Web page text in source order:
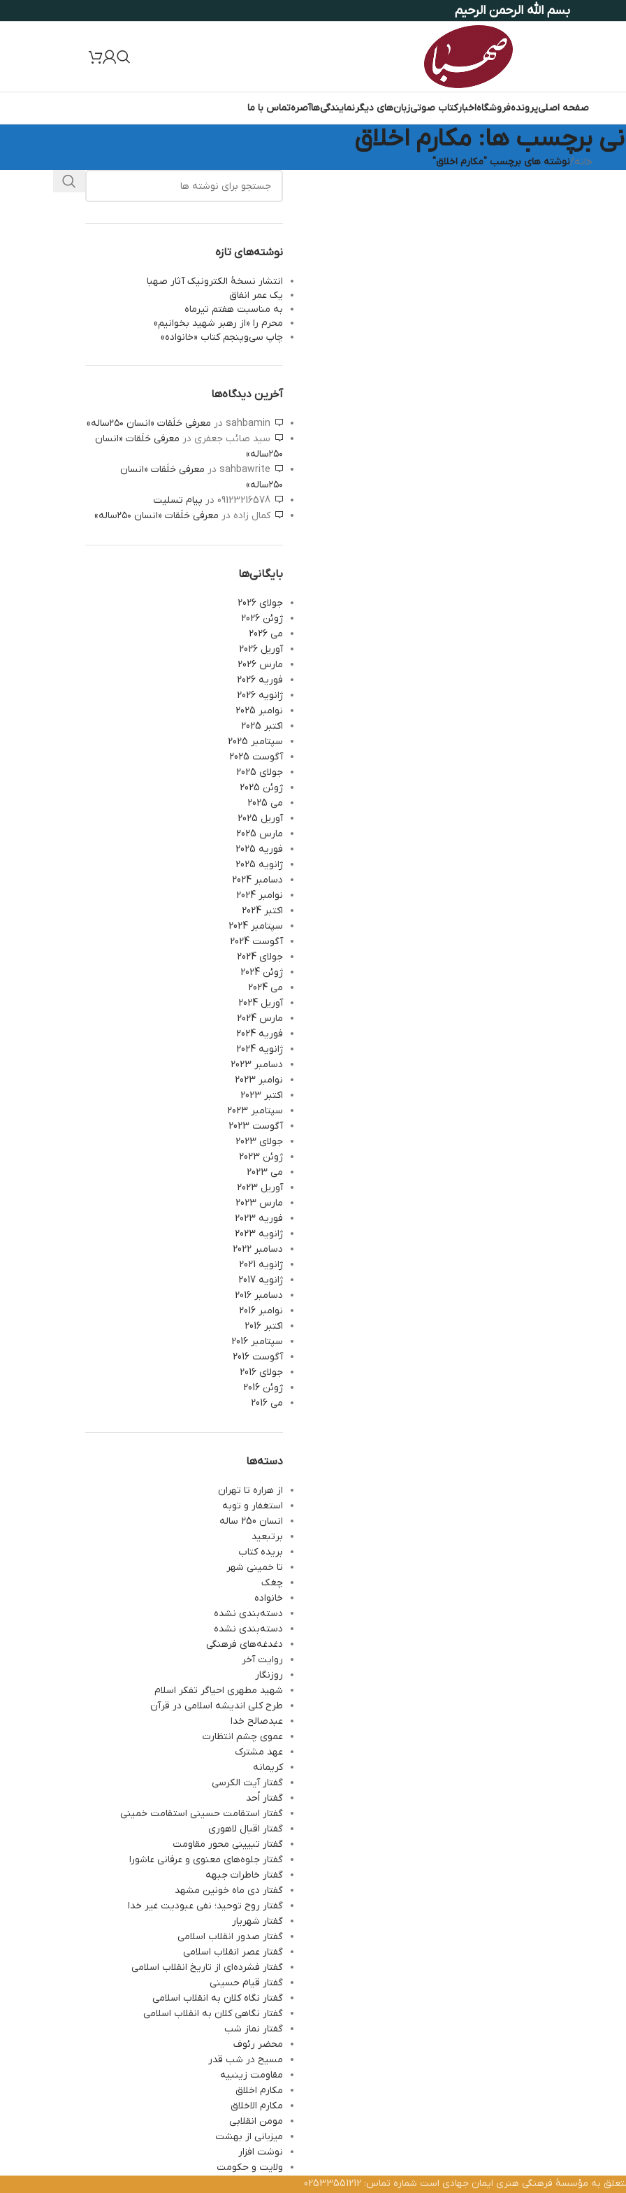
بسم الله الرحمن الرحیم
صفحه اصلیپروندهفروشگاهاخبارکتاب صوتیزبان‌های دیگرنمایندگی‌هاآصرهتماس با ما
برچسب ها: مکارم اخلاق
خانه/نوشته های برچسب "مکارم اخلاق"
نوشته‌های تازه
انتشار نسخۀ الکترونیک آثار صهبا
یک عمر انفاق
به مناسبت هفتم تیرماه
محرم را «از رهبر شهید بخوانیم»
چاپ سی‌‌وپنجم کتاب «خانواده»
آخرین دیدگاه‌ها
sahbamin در معرفی حَلَقات «انسان ۲۵۰ساله»
سید صائب جعفری در معرفی حَلَقات «انسان
۲۵۰ساله»
sahbawrite در معرفی حَلَقات «انسان
۲۵۰ساله»
09123216578در پیام تسلیت
کمال زاده در معرفی حَلَقات «انسان ۲۵۰ساله»
بایگانی‌ها
جولای 2026
ژوئن 2026
می 2026
آوریل 2026
مارس 2026
فوریه 2026
ژانویه 2026
نوامبر 2025
اکتبر 2025
سپتامبر 2025
آگوست 2025
جولای 2025
ژوئن 2025
می 2025
آوریل 2025
مارس 2025
فوریه 2025
ژانویه 2025
دسامبر 2024
نوامبر 2024
اکتبر 2024
سپتامبر 2024
آگوست 2024
جولای 2024
ژوئن 2024
می 2024
آوریل 2024
مارس 2024
فوریه 2024
ژانویه 2024
دسامبر 2023
نوامبر 2023
اکتبر 2023
سپتامبر 2023
آگوست 2023
جولای 2023
ژوئن 2023
می 2023
آوریل 2023
مارس 2023
فوریه 2023
ژانویه 2023
دسامبر 2022
ژانویه 2021
ژانویه 2017
دسامبر 2016
نوامبر 2016
اکتبر 2016
سپتامبر 2016
آگوست 2016
جولای 2016
ژوئن 2016
می 2016
دسته‌ها
از هراره تا تهران
استغفار و توبه
انسان 250 ساله
برتبعید
بریده کتاب
تا خمینی شهر
چغک
خانواده
دسته‌بندی نشده
دسته‌بندی نشده
دغدغه‌های فرهنگی
روایت آخر
روزنگار
شهید مطهری احیاگر تفکر اسلام
طرح کلی اندیشه اسلامی در قرآن
عبدصالح خدا
عموی چشم انتظارت
عهد مشترک
کریمانه
گفتار آیت الکرسی
گفتار اُحد
گفتار استقامت حسینی استقامت خمینی
گفتار اقبال لاهوری
گفتار تبیینی محور مقاومت
گفتار جلوه‌های معنوی و عرفانی عاشورا
گفتار خاطرات جبهه
گفتار دی ماه خونین مشهد
گفتار روح توحید؛ نفی عبودیت غیر خدا
گفتار شهریار
گفتار صدور انقلاب اسلامی
گفتار عصر انقلاب اسلامی
گفتار فشرده‌ای از تاریخ انقلاب اسلامی
گفتار قیام حسینی
گفتار نگاه کلان به انقلاب اسلامی
گفتار نگاهی کلان به انقلاب اسلامی
گفتار نماز شب
محضر رئوف
مسیح در شب قدر
مقاومت زینبیه
مکارم اخلاق
مکارم الاخلاق
مومن انقلابی
میزبانی از بهشت
نوشت افزار
ولایت و حکومت
به مؤسسۀ فرهنگی هنری ایمان جهادی است شماره تماس: 02533551212